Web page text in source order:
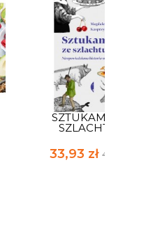
SZTUKAMIĘS ZE
SZLACHTUZA
33,93 zł49,90 zł